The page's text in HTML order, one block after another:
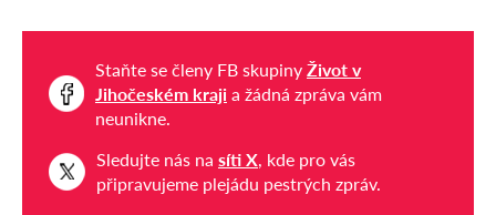
Staňte se členy FB skupiny Život v
Jihočeském kraji a žádná zpráva vám
neunikne.
Sledujte nás na síti X, kde pro vás
připravujeme plejádu pestrých zpráv.